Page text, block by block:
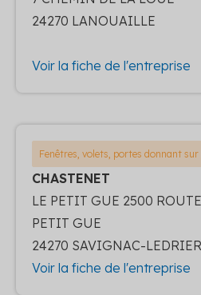
24270 LANOUAILLE
Voir la fiche de l'entreprise
Fenêtres, volets, portes donnant
CHASTENET
LE PETIT GUE 2500
PETIT GUE
24270 SAVIGNAC-LEDRIER
Voir la fiche de l'entreprise